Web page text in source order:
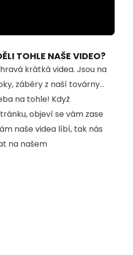
61.28%
TOHLE NAŠE VIDEO?
krátká videa. Jsou na
záběry z naší továrny...
na tohle! Když
objeví se vám zase
naše videa líbí, tak nás
na našem